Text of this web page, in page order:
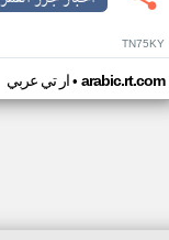
TN75KY
ار تي عربي• arabic.rt.com